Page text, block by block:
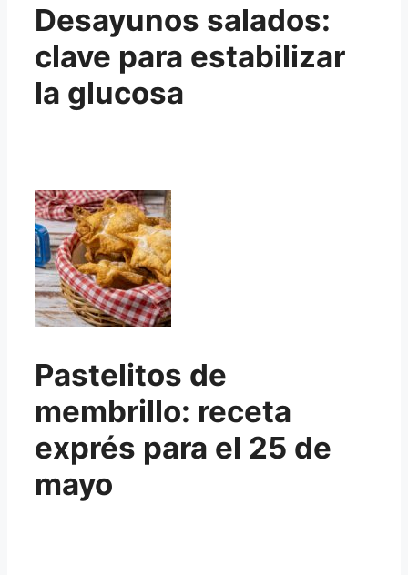
Desayunos salados:
clave para estabilizar
la glucosa
Pastelitos de
membrillo: receta
exprés para el 25 de
mayo